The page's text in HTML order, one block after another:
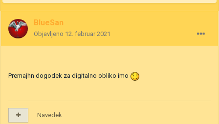
BlueSan
Objavljeno 12. februar 2021
Premajhn dogodek za digitalno obliko imo
Navedek